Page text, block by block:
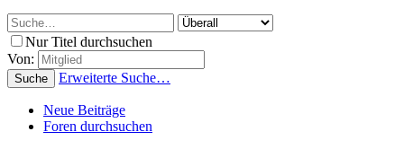
Nur Titel durchsuchen
Von:
Suche Erweiterte Suche…
Neue Beiträge
Foren durchsuchen